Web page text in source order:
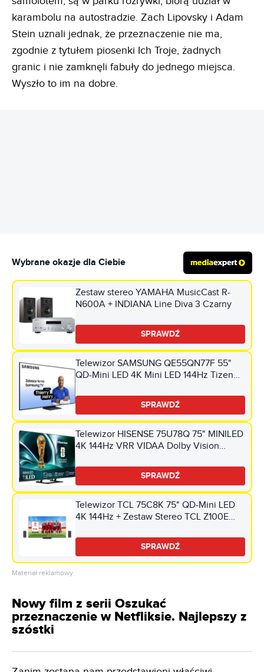
karambolu na autostradzie. Zach Lipovsky i Adam
Stein uznali jednak, że przeznaczenie nie ma,
zgodnie z tytułem piosenki Ich Troje, żadnych
granic i nie zamknęli fabuły do jednego miejsca.
Wyszło to im na dobre.
Wybrane okazje dla Ciebie
Zestaw stereo YAMAHA MusicCast R-
N600A + INDIANA Line Diva 3 Czarny
SPRAWDŹ
Telewizor SAMSUNG QE55QN77F 55"
QD-Mini LED 4K Mini LED 144Hz Tizen
SPRAWDŹ
Telewizor HISENSE 75U78Q 75" MINILED
4K 144Hz VRR VIDAA Dolby Vision
SPRAWDŹ
Telewizor TCL 75C8K 75" QD-Mini LED
4K 144Hz + Zestaw Stereo TCL Z100E
Dolby Vision HDMI 2.1
SPRAWDŹ
Materiał reklamowy
Nowy film z serii Oszukać
przeznaczenie w Netfliksie. Najlepszy z
szóstki